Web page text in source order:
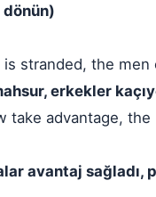
stranded, the men
erkekler
take advantage, the
avantaj sağladı,